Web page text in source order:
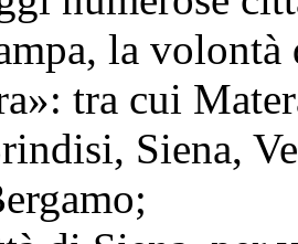
la
tra cui
Siena,